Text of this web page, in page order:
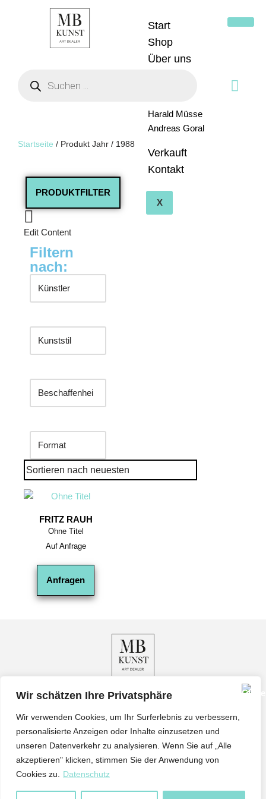
Wir schätzen Ihre Privatsphäre
Wir verwenden Cookies, um Ihr Surferlebnis zu verbessern,
personalisierte Anzeigen oder Inhalte einzusetzen und
unseren Datenverkehr zu analysieren. Wenn Sie auf „Alle
akzeptieren" klicken, stimmen Sie der Anwendung von
Cookies zu.
Datenschutz
Start
Shop
Über uns
Harald Müsse
Andreas Goral
Verkauft
Kontakt
X
Startseite / Produkt Jahr / 1988
PRODUKTFILTER
Edit Content
Filtern
nach:
FRITZ RAUH
Ohne Titel
Auf Anfrage
Anfragen
Datenschutz
AGB
Wiederrufsbelehrung